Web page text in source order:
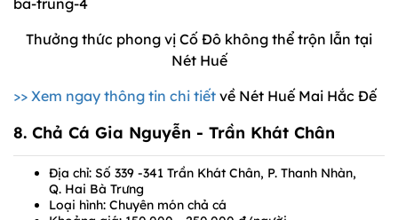
Thưởng thức phong vị Cố Đô không thể trộn lẫn tại
Nét Huế
>> Xem ngay thông tin chi tiết về Nét Huế Mai Hắc Đế
8. Chả Cá Gia Nguyễn - Trần Khát Chân
Địa chỉ: Số 339 -341 Trần Khát Chân, P. Thanh Nhàn,
Q. Hai Bà Trưng
Loại hình: Chuyên món chả cá